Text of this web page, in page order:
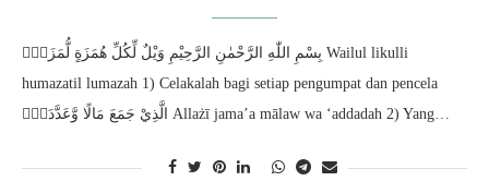
بِسْمِ اللّٰهِ الرَّحْمٰنِ الرَّحِيْمِ وَيْلٌ لِّكُلِّ هُمَزَةٍ لُّمَزَةٍۙ Wailul likulli
humazatil lumazah 1) Celakalah bagi setiap pengumpat dan pencela
الَّذِيْ جَمَعَ مَالًا وَّعَدَّدَهٗۙ Allażī jama’a mālaw wa ‘addadah 2) Yang…